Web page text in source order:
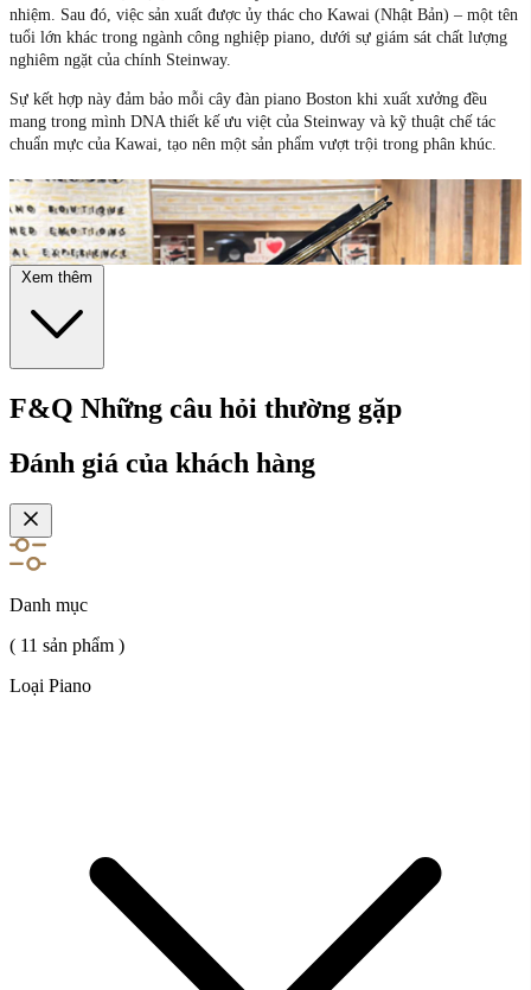
nhiệm. Sau đó, việc sản xuất được ủy thác cho Kawai (Nhật Bản) – một tên
tuổi lớn khác trong ngành công nghiệp piano, dưới sự giám sát chất lượng
nghiêm ngặt của chính Steinway.
Sự kết hợp này đảm bảo mỗi cây đàn piano Boston khi xuất xưởng đều
mang trong mình DNA thiết kế ưu việt của Steinway và kỹ thuật chế tác
chuẩn mực của Kawai, tạo nên một sản phẩm vượt trội trong phân khúc.
Bộ máy cơ được thiết kế theo tiêu chuẩn của Steinway & Sons, sử dụng vật
liệu chất lượng cao giúp chuyển động phím mượt mà, độ chính xác cao và
độ bền vượt trội. Cơ chế lắp ráp tinh chỉnh tỉ mỉ giúp người chơi kiểm soát
tốt từ những nốt nhẹ nhất đến các đoạn fortissimo mạnh mẽ.
Phím đàn dài và cân bằng tốt
Xem thêm
F&Q Những câu hỏi thường gặp
Đánh giá của khách hàng
Danh mục
( 11 sản phẩm )
Loại Piano